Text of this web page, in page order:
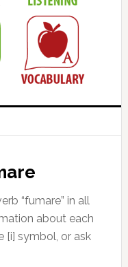
“fumare” in all
about each
[i] symbol, or ask